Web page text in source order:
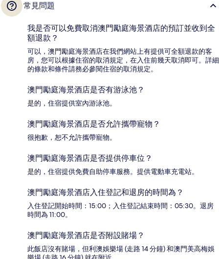
常見問題
我是否可以免費取消澳門勵庭海景酒店的預訂並收到全
額退款？
可以，澳門勵庭海景酒店在我們網站上有提供可全額退款的客
房，您可以根據住宿的取消規定，在入住前幾天取消即可。詳細
的條款和條件請務必參閱住宿的取消規定。
澳門勵庭海景酒店是否有游泳池？
是的，住宿提供室內游泳池。
澳門勵庭海景酒店是否允許攜帶寵物？
很抱歉，恕不允許攜帶寵物。
澳門勵庭海景酒店是否提供停車位？
是的，住宿提供免費自助停車服務。提供電動車充電站。
澳門勵庭海景酒店入住登記和退房的時間為？
入住登記開始時間：15:00；入住登記結束時間：05:30。退房
時間為 11:00。
澳門勵庭海景酒店是否附設賭場？
此飯店沒有賭場，但利澳娛樂場 (走路 14 分鐘) 和澳門美高梅娛